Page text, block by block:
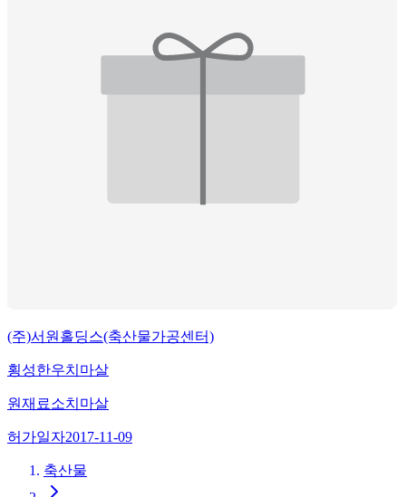
(주)서원홀딩스(축산물가공센터)
횡성한우치마살
원재료소치마살
허가일자2017-11-09
축산물